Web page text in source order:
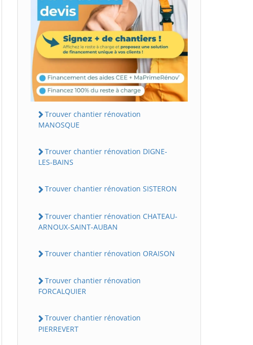
Trouver chantier rénovation
MANOSQUE
Trouver chantier rénovation DIGNE-
LES-BAINS
Trouver chantier rénovation SISTERON
Trouver chantier rénovation CHATEAU-
ARNOUX-SAINT-AUBAN
Trouver chantier rénovation ORAISON
Trouver chantier rénovation
FORCALQUIER
Trouver chantier rénovation
PIERREVERT